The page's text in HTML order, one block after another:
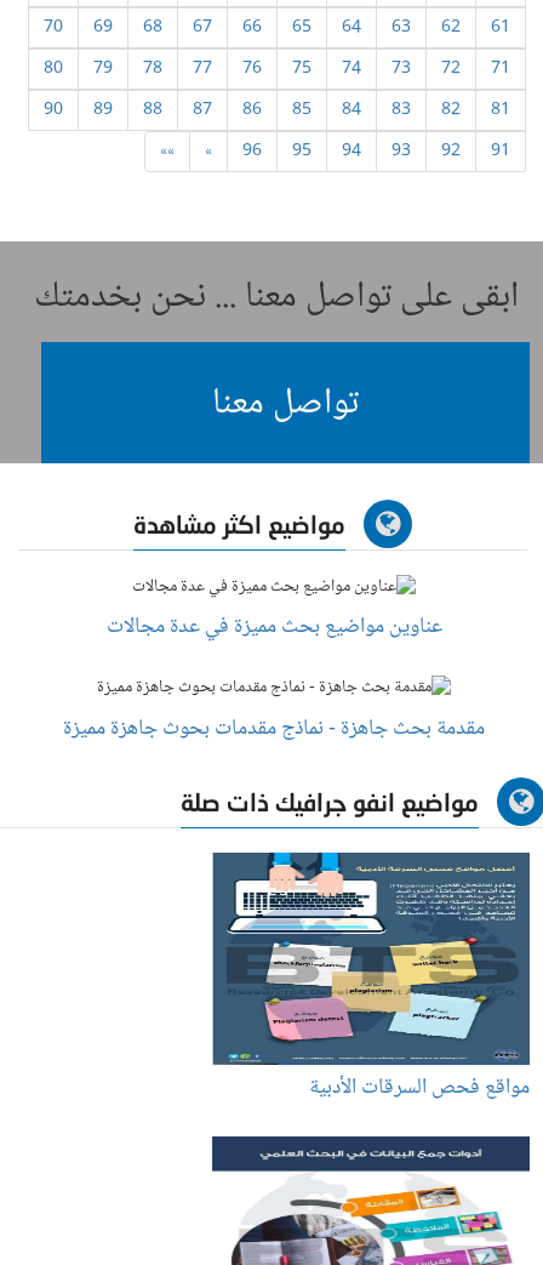
61
62
63
64
65
66
67
68
69
70
71
72
73
74
75
76
77
78
79
80
81
82
83
84
85
86
87
88
89
90
91
92
93
94
95
96
»
»»
ابقى على تواصل معنا ... نحن بخدمتك
تواصل معنا
مواضيع اكثر مشاهدة
عناوين مواضيع بحث مميزة في عدة مجالات
مقدمة بحث جاهزة - نماذج مقدمات بحوث جاهزة مميزة
مواضيع انفو جرافيك ذات صلة
مواقع فحص السرقات الأدبية